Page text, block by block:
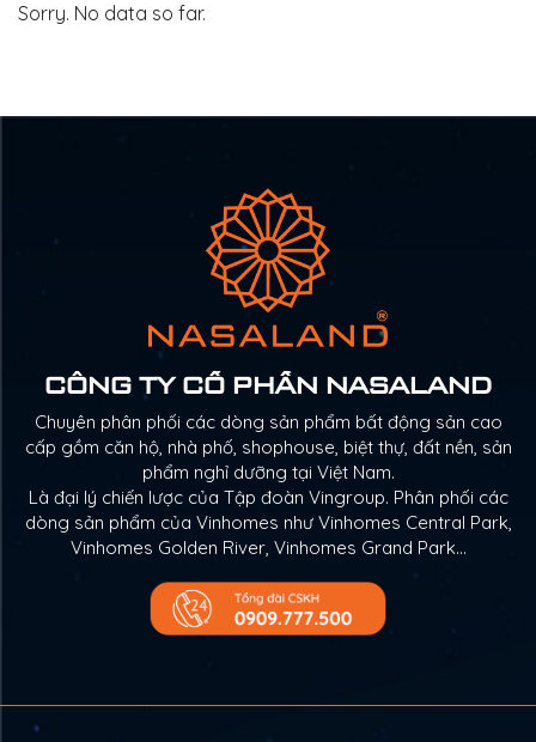
Sorry. No data so far.
CÔNG TY CỔ PHẦN NASALAND
Chuyên phân phối các dòng sản phẩm bất động sản cao
cấp gồm căn hộ, nhà phố, shophouse, biệt thự, đất nền, sản
phẩm nghỉ dưỡng tại Việt Nam.
Là đại lý chiến lược của Tập đoàn Vingroup. Phân phối các
dòng sản phẩm của Vinhomes như Vinhomes Central Park,
Vinhomes Golden River, Vinhomes Grand Park…